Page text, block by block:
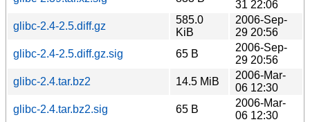
31 22:06
glibc-2.4-2.5.diff.gz
585.0
KiB
2006-Sep-
29 20:56
glibc-2.4-2.5.diff.gz.sig
65 B
2006-Sep-
29 20:56
glibc-2.4.tar.bz2
14.5 MiB
2006-Mar-
06 12:30
glibc-2.4.tar.bz2.sig
65 B
2006-Mar-
06 12:30